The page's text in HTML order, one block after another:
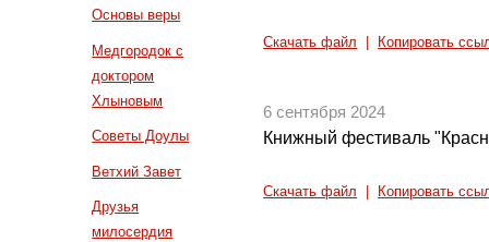
Основы веры
Медгородок с
доктором
Хлыновым
Советы Доулы
Ветхий Завет
Друзья
милосердия
Скачать файл Копировать
6 сентября 2024
Книжный фестиваль
Скачать файл Копировать